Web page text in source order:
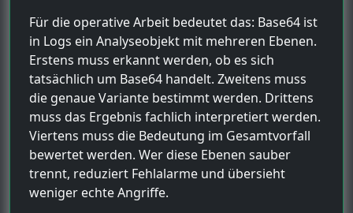
Für die operative Arbeit bedeutet das: Base64 ist
in Logs ein Analyseobjekt mit mehreren Ebenen.
Erstens muss erkannt werden, ob es sich
tatsächlich um Base64 handelt. Zweitens muss
die genaue Variante bestimmt werden. Drittens
muss das Ergebnis fachlich interpretiert werden.
Viertens muss die Bedeutung im Gesamtvorfall
bewertet werden. Wer diese Ebenen sauber
trennt, reduziert Fehlalarme und übersieht
weniger echte Angriffe.